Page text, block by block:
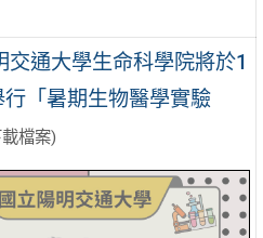
交通大學生命科學院將於1
「暑期生物醫學實驗
檔案)